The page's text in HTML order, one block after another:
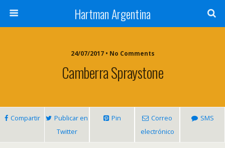
Hartman Argentina
24/07/2017 • No Comments
Camberra Spraystone
Compartir
Publicar en
Twitter
Pin
Correo
electrónico
SMS